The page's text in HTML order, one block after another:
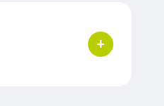
+
bouton